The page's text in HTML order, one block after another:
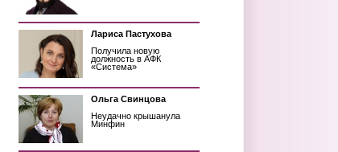
Лариса Пастухова
Получила новую
должность в АФК
«Система»
Ольга Свинцова
Неудачно крышанула
Минфин